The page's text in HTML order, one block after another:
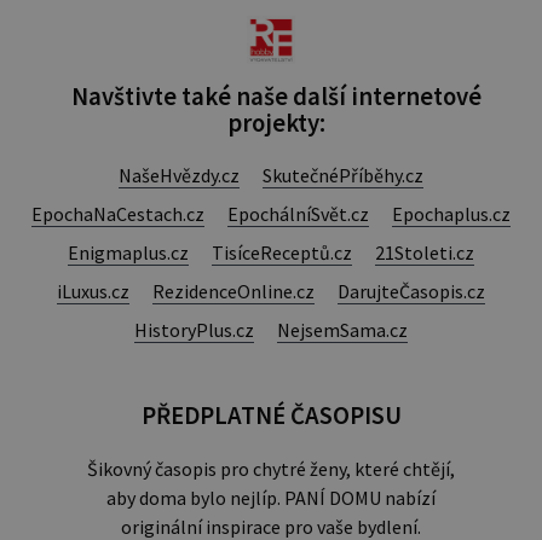
Navštivte také naše další internetové
projekty:
NašeHvězdy.cz
SkutečnéPříběhy.cz
EpochaNaCestach.cz
EpochálníSvět.cz
Epochaplus.cz
Enigmaplus.cz
TisíceReceptů.cz
21Stoleti.cz
iLuxus.cz
RezidenceOnline.cz
DarujteČasopis.cz
HistoryPlus.cz
NejsemSama.cz
PŘEDPLATNÉ ČASOPISU
Šikovný časopis pro chytré ženy, které chtějí,
aby doma bylo nejlíp. PANÍ DOMU nabízí
originální inspirace pro vaše bydlení.